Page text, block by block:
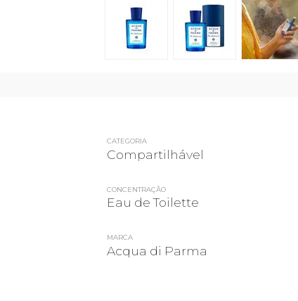
CATEGORIA
Compartilhável
CONCENTRAÇÃO
Eau de Toilette
MARCA
Acqua di Parma